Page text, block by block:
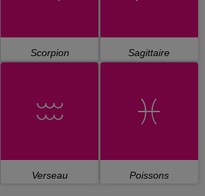
Scorpion Sagittaire
Verseau Poissons